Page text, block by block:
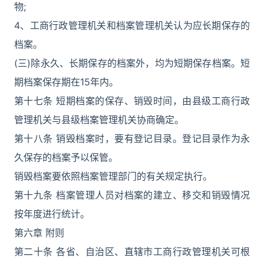
物;
4、工商行政管理机关和档案管理机关认为应长期保存的
档案。
(三)除永久、长期保存的档案外，均为短期保存档案。短
期档案保存期在15年内。
第十七条 短期档案的保存、销毁时间，由县级工商行政
管理机关与县级档案管理机关协商确定。
第十八条 销毁档案时，要有登记目录。登记目录作为永
久保存的档案予以保管。
销毁档案要依照档案管理部门的有关规定执行。
第十九条 档案管理人员对档案的建立、移交和销毁情况
按年度进行统计。
第六章 附则
第二十条 各省、自治区、直辖市工商行政管理机关可根